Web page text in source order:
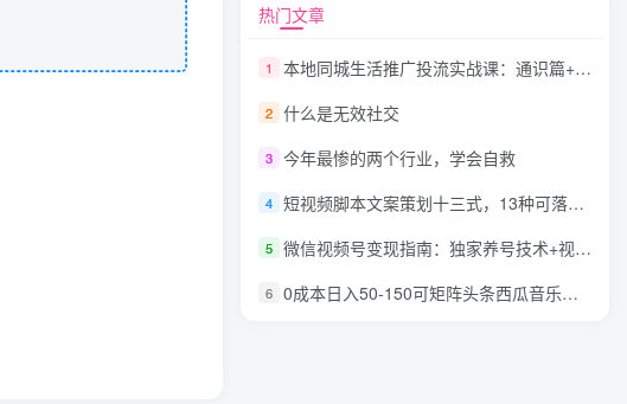
热门文章
1 本地同城生活推广投流实战课：通识篇+实操篇+技巧篇！
2 什么是无效社交
3 今年最惨的两个行业，学会自救
4 短视频脚本文案策划十三式，13种可落地的脚本文案策划架构
5 微信视频号变现指南：独家养号技术+视频制作+快速上热门+提高转化
6 0成本日入50-150可矩阵头条西瓜音乐号实战（视频教程+配套资料软件）